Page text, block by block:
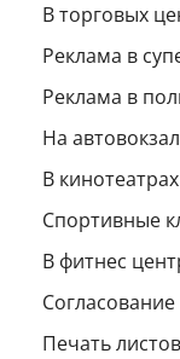
В торговых
Реклама в
Реклама в
На
В
Спортивные
В фитнес
Печать